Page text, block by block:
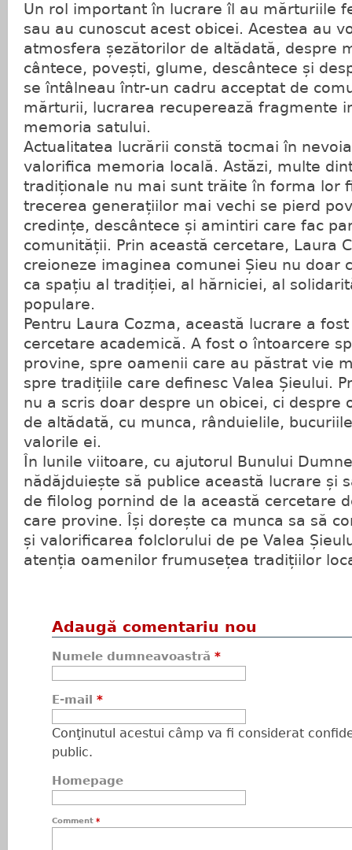
Un rol important în lucrare îl au mărturiile
sau au cunoscut acest obicei. Acestea au
atmosfera șezătorilor de altădată, despre
cântece, povești, glume, descântece și
se întâlneau într-un cadru acceptat de
mărturii, lucrarea recuperează fragmente
memoria satului.
Actualitatea lucrării constă tocmai în
valorifica memoria locală. Astăzi, multe
tradiționale nu mai sunt trăite în forma lor
trecerea generațiilor mai vechi se pierd
credințe, descântece și amintiri care fac
comunității. Prin această cercetare, Laura
creioneze imaginea comunei Șieu nu doar
ca spațiu al tradiției, al hărniciei, al
populare.
Pentru Laura Cozma, această lucrare a
cercetare academică. A fost o întoarcere
provine, spre oamenii care au păstrat vie
spre tradițiile care definesc Valea Șieului.
nu a scris doar despre un obicei, ci despre
de altădată, cu munca, rânduielile,
valorile ei.
În lunile viitoare, cu ajutorul Bunului
nădăjduiește să publice această lucrare și
de filolog pornind de la această cercetare
care provine. Își dorește ca munca sa să
și valorificarea folclorului de pe Valea
atenția oamenilor frumusețea tradițiilor
Adaugă comentariu nou
Numele dumneavoastră *
E-mail *
Conţinutul acestui câmp va fi considerat
public.
Homepage
Comment *